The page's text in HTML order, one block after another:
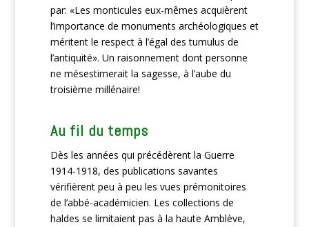
par: «Les monticules eux-mêmes acquièrent
l’importance de monuments archéologiques et
méritent le respect à l’égal des tumulus de
l’antiquité». Un raisonnement dont personne
ne mésestimerait la sagesse, à l’aube du
troisième millénaire!
Au fil du temps
Dès les années qui précédèrent la Guerre
1914-1918, des publications savantes
vérifièrent peu à peu les vues prémonitoires
de l’abbé-académicien. Les collections de
haldes se limitaient pas à la haute Amblève,